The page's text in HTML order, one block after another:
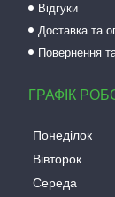
Відгуки
Доставка та
Повернення
ГРАФІК
Понеділок
Вівторок
Середа